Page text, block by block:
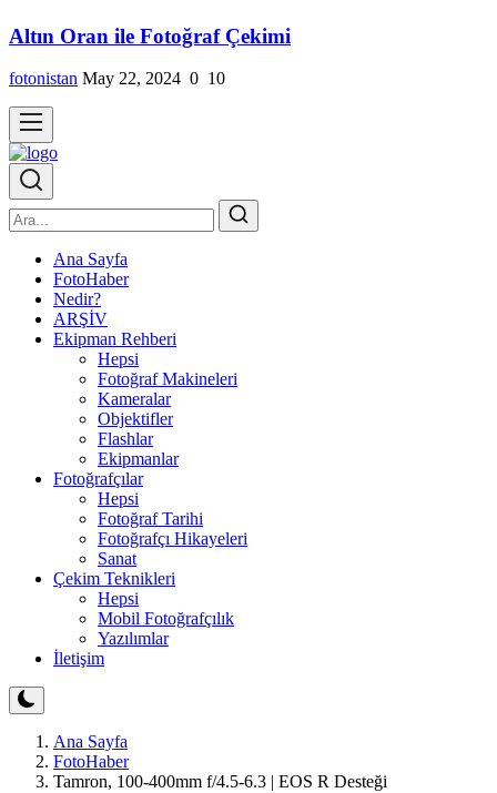
Altın Oran ile Fotoğraf Çekimi
fotonistan May 22, 2024 0 10
Ana Sayfa
FotoHaber
Nedir?
ARŞİV
Ekipman Rehberi
Hepsi
Fotoğraf Makineleri
Kameralar
Objektifler
Flashlar
Ekipmanlar
Fotoğrafçılar
Hepsi
Fotoğraf Tarihi
Fotoğrafçı Hikayeleri
Sanat
Çekim Teknikleri
Hepsi
Mobil Fotoğrafçılık
Yazılımlar
İletişim
Ana Sayfa
FotoHaber
Tamron, 100-400mm f/4.5-6.3 | EOS R Desteği